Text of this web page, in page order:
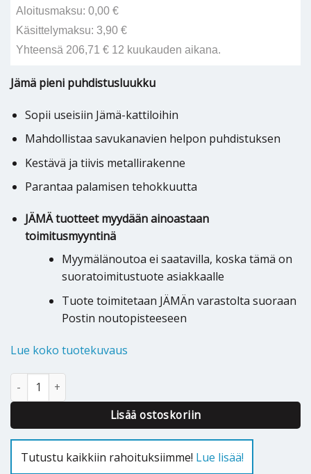
Aloitusmaksu: 0,00 €
Käsittelymaksu: 3,90 €
Yhteensä 206,71 € 12 kuukauden aikana.
Jämä pieni puhdistusluukku
Sopii useisiin Jämä-kattiloihin
Mahdollistaa savukanavien helpon puhdistuksen
Kestävä ja tiivis metallirakenne
Parantaa palamisen tehokkuutta
JÄMÄ tuotteet myydään ainoastaan
toimitusmyyntinä
Myymälänoutoa ei saatavilla, koska tämä on
suoratoimitustuote asiakkaalle
Tuote toimitetaan JÄMÄn varastolta suoraan
Postin noutopisteeseen
Lue koko tuotekuvaus
Puhdistusluukku (pieni) Jämä Nova/S/SC/Topp, 18, Super 220,
Lisää ostoskoriin
Tutustu kaikkiin rahoituksiimme! Lue lisää!